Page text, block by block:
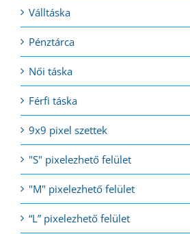
Válltáska
Pénztárca
Női táska
Férfi táska
9x9 pixel szettek
"S" pixelezhető felület
"M" pixelezhető felület
“L” pixelezhető felület